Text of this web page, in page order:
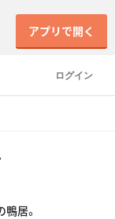
ログイン
アプリで開く
居。